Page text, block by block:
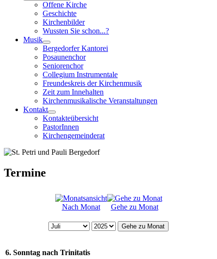
Offene Kirche
Geschichte
Kirchenbilder
Wussten Sie schon...?
Musik
Bergedorfer Kantorei
Posaunenchor
Seniorenchor
Collegium Instrumentale
Freundeskreis der Kirchenmusik
Zeit zum Innehalten
Kirchenmusikalische Veranstaltungen
Kontakt
Kontakteübersicht
PastorInnen
Kirchengemeinderat
Termine
Nach Monat Gehe zu Monat
Gehe zu Monat
6. Sonntag nach Trinitatis